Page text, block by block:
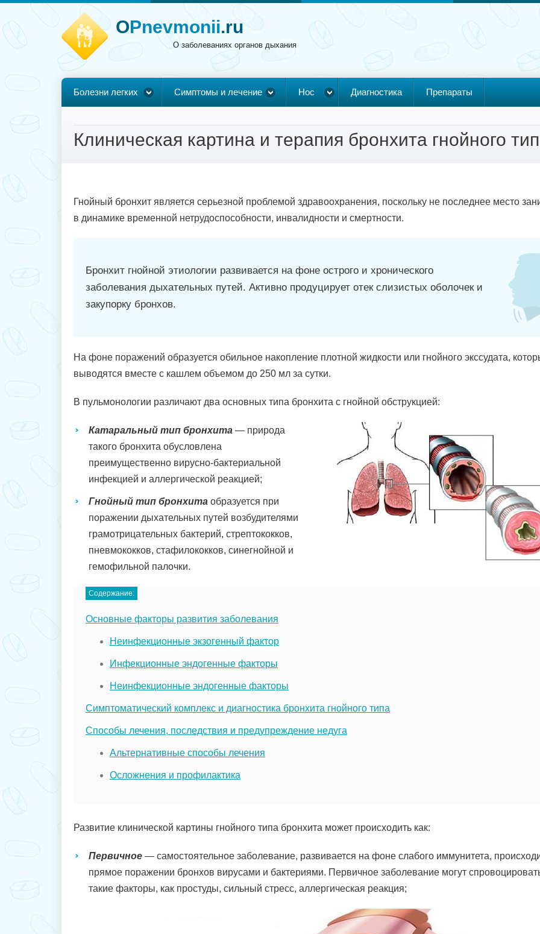
OPnevmonii.ru
О заболеваниях органов дыхания
Болезни легких Симптомы и лечение Нос Диагностика Препараты
Клиническая картина и терапия бронхита гнойного
Гнойный бронхит является серьезной проблемой здравоохранения, поскольку не последнее место
в динамике временной нетрудоспособности, инвалидности и смертности.
Бронхит гнойной этиологии развивается на фоне острого и хронического
заболевания дыхательных путей. Активно продуцирует отек слизистых оболочек и
закупорку бронхов.
На фоне поражений образуется обильное накопление плотной жидкости или гнойного экссудата,
выводятся вместе с кашлем объемом до 250 мл за сутки.
В пульмонологии различают два основных типа бронхита с гнойной обструкцией:
Катаральный тип бронхита — природа
такого бронхита обусловлена
преимущественно вирусно-бактериальной
инфекцией и аллергической реакцией;
Гнойный тип бронхита образуется при
поражении дыхательных путей возбудителями
грамотрицательных бактерий, стрептококков,
пневмококков, стафилококков, синегнойной и
гемофильной палочки.
Содержание:
Основные факторы развития заболевания
Неинфекционные экзогенный фактор
Инфекционные эндогенные факторы
Неинфекционные эндогенные факторы
Симптоматический комплекс и диагностика бронхита гнойного типа
Способы лечения, последствия и предупреждение недуга
Альтернативные способы лечения
Осложнения и профилактика
Развитие клинической картины гнойного типа бронхита может происходить как:
Первичное — самостоятельное заболевание, развивается на фоне слабого иммунитета,
прямое поражении бронхов вирусами и бактериями. Первичное заболевание могут
такие факторы, как простуды, сильный стресс, аллергическая реакция;